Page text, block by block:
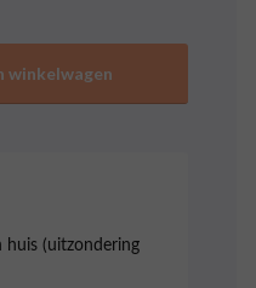
winkelwagen
(uitzondering